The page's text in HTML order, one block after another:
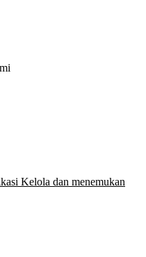
Kelola dan menemukan